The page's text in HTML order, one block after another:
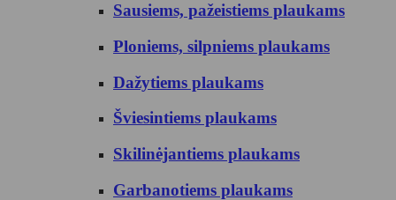
Sausiems, pažeistiems plaukams
Ploniems, silpniems plaukams
Dažytiems plaukams
Šviesintiems plaukams
Skilinėjantiems plaukams
Garbanotiems plaukams